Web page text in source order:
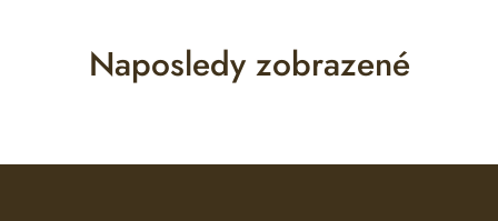
Naposledy zobrazené